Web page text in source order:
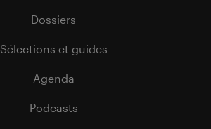
Dossiers
Sélections et guides
Agenda
Podcasts